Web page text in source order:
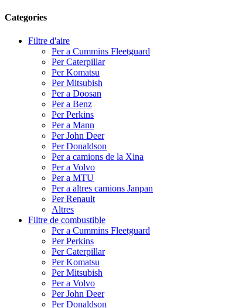
Categories
Filtre d'aire
Per a Cummins Fleetguard
Per Caterpillar
Per Komatsu
Per Mitsubish
Per a Doosan
Per a Benz
Per Perkins
Per a Mann
Per John Deer
Per Donaldson
Per a camions de la Xina
Per a Volvo
Per a MTU
Per a altres camions Janpan
Per Renault
Altres
Filtre de combustible
Per a Cummins Fleetguard
Per Perkins
Per Caterpillar
Per Komatsu
Per Mitsubish
Per a Volvo
Per John Deer
Per Donaldson